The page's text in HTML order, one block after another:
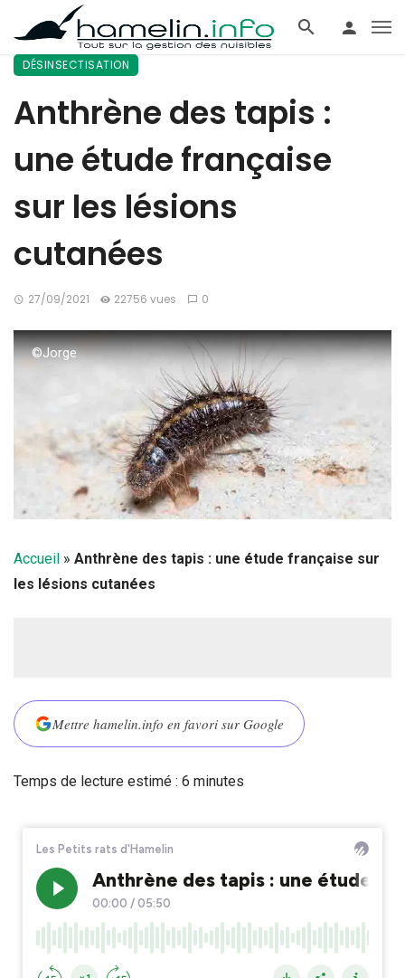
DÉSINSECTISATION
Anthrène des tapis :
une étude française
sur les lésions
cutanées
27/09/2021 22756 vues 0
©Jorge
Accueil » Anthrène des tapis : une étude française sur
les lésions cutanées
Mettre hamelin.info en favori sur Google
Temps de lecture estimé : 6 minutes